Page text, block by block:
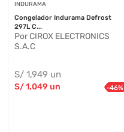
INDURAMA
Congelador Indurama Defrost
297L C...
Por CIROX ELECTRONICS
S.A.C
S/1,949 un
S/1,049 un -46%